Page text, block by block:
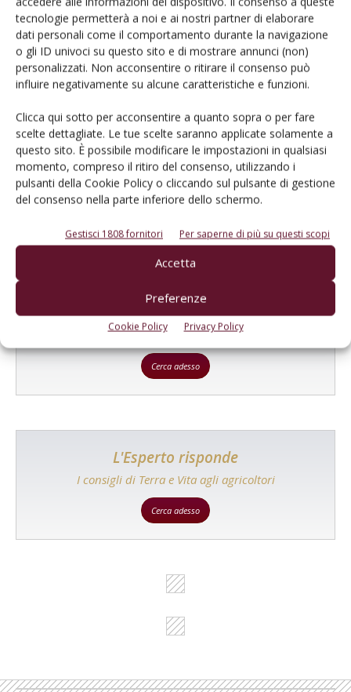
tecnologie permetterà a noi e ai nostri partner di elaborare
dati personali come il comportamento durante la navigazione
o gli ID univoci su questo sito e di mostrare annunci (non)
personalizzati. Non acconsentire o ritirare il consenso può
influire negativamente su alcune caratteristiche e funzioni.
Clicca qui sotto per acconsentire a quanto sopra o per fare
scelte dettagliate. Le tue scelte saranno applicate solamente a
questo sito. È possibile modificare le impostazioni in qualsiasi
momento, compreso il ritiro del consenso, utilizzando i
pulsanti della Cookie Policy o cliccando sul pulsante di gestione
del consenso nella parte inferiore dello schermo.
Gestisci 1808 fornitori Per saperne di più su questi scopi
Accetta
Preferenze
Cookie Policy Privacy Policy
vite può essere più tempestiva ed efficace, con risvolti positivi sulla
sostenibilità ambientale ed economica della gestione del vigneto
Di Amelia Canovacci
E-magazine
Tecniche, prodotti e servizi dalle aziende
Catalogo Aziende e Prodotti
Un modo semplice per cercare un'azienda o un
prodotto!
Cerca adesso
L'Esperto risponde
I consigli di Terra e Vita agli agricoltori
Cerca adesso